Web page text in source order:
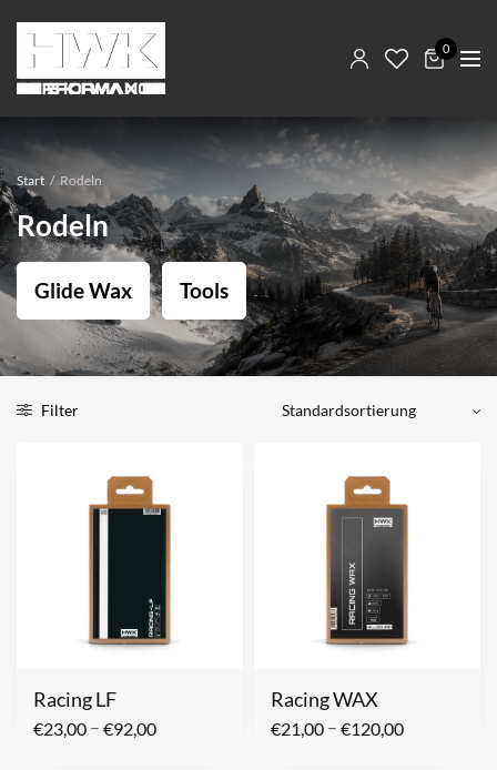
0
Start / Rodeln
Rodeln
Glide Wax Tools
Filter
Racing LF
€23,00 – €92,00
Racing WAX
€21,00 – €120,00